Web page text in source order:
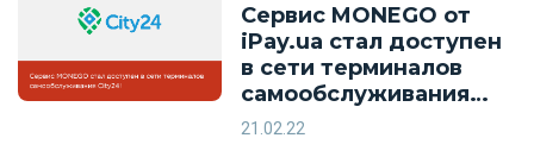
Сервис MONEGO от
iPay.ua стал доступен
в сети терминалов
самообслуживания
City24!
21.02.22